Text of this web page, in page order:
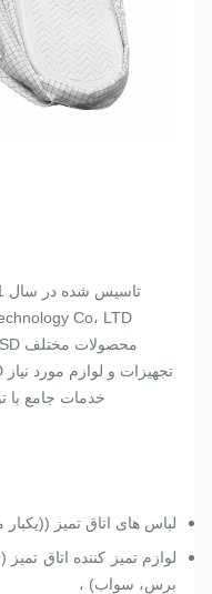
خدمات جامع با
لباس های اتاق تمیز
لوازم تمیز کننده اتاق
برس، سواب) ،